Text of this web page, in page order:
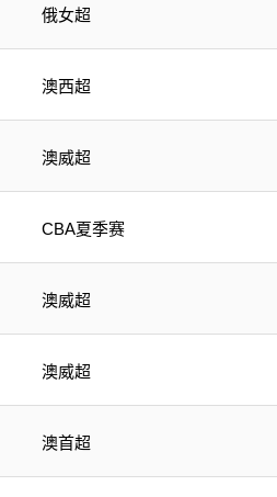
俄女超
澳西超
澳威超
CBA夏季赛
澳威超
澳威超
澳首超